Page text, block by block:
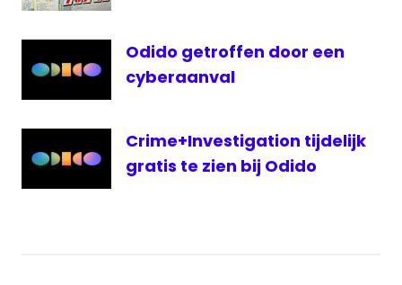
Odido getroffen door een
cyberaanval
Crime+Investigation tijdelijk
gratis te zien bij Odido